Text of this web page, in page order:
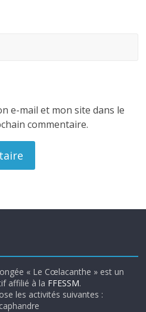
e-mail et mon site dans le
commentaire.
« Le Cœlacanthe » est un
affilié à la FFESSM.
les activités suivantes :